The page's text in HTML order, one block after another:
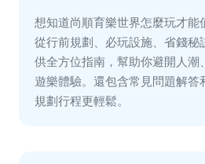
想知道尚順育樂世界怎麼玩才能
從行前規劃、必玩設施、省錢秘
供全方位指南，幫助你避開人潮
遊樂體驗。還包含常見問題解答
規劃行程更輕鬆。